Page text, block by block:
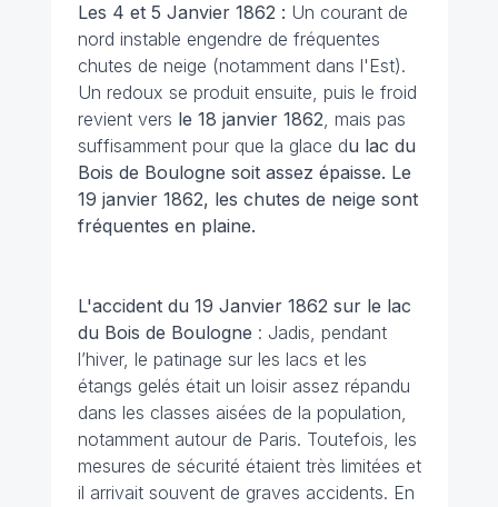
Les 4 et 5 Janvier 1862 : Un courant de
nord instable engendre de fréquentes
chutes de neige (notamment dans l'Est).
Un redoux se produit ensuite, puis le froid
revient vers le 18 janvier 1862, mais pas
suffisamment pour que la glace du lac du
Bois de Boulogne soit assez épaisse. Le
19 janvier 1862, les chutes de neige sont
fréquentes en plaine.
L'accident du 19 Janvier 1862 sur le lac
du Bois de Boulogne : Jadis, pendant
l’hiver, le patinage sur les lacs et les
étangs gelés était un loisir assez répandu
dans les classes aisées de la population,
notamment autour de Paris. Toutefois, les
mesures de sécurité étaient très limitées et
il arrivait souvent de graves accidents. En